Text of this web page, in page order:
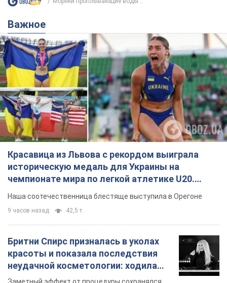
Красавица из Львова с рекордом выиграла
историческую медаль для Украины на
чемпионате мира по легкой атлетике U20.
Видео
Наша соотечественница блестяще выступила в Орегоне
9 часов назад 42,5 т.
Бритни Спирс призналась в уколах
красоты и показала последствия
неудачной косметологии: ходила
Заметный эффект от процедуры сохранялся
около четырех недель
5 часов назад
дрона, который в апреле был
представлен Путину: в чём дело
Их подозревают в мошенничестве
6 часов назад 36,3 т.